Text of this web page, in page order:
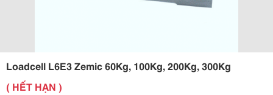
Loadcell L6E3 Zemic 60Kg, 100Kg, 200Kg, 300Kg
( HẾT HẠN )